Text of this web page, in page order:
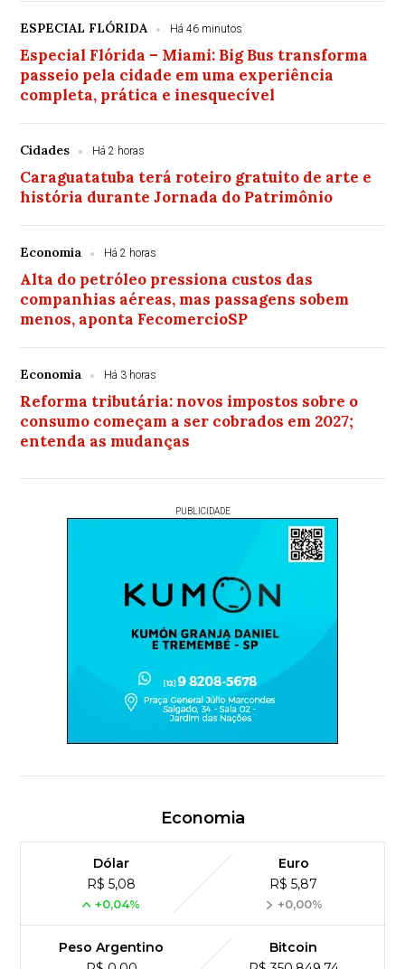
ESPECIAL FLÓRIDA Há 46 minutos
Especial Flórida – Miami: Big Bus transforma
passeio pela cidade em uma experiência
completa, prática e inesquecível
Cidades Há 2 horas
Caraguatatuba terá roteiro gratuito de arte e
história durante Jornada do Patrimônio
Economia Há 2 horas
Alta do petróleo pressiona custos das
companhias aéreas, mas passagens sobem
menos, aponta FecomercioSP
Economia Há 3 horas
Reforma tributária: novos impostos sobre o
consumo começam a ser cobrados em 2027;
entenda as mudanças
PUBLICIDADE
Economia
Dólar
R$ 5,08
+0,04%
Euro
R$ 5,87
+0,00%
Peso Argentino
Bitcoin